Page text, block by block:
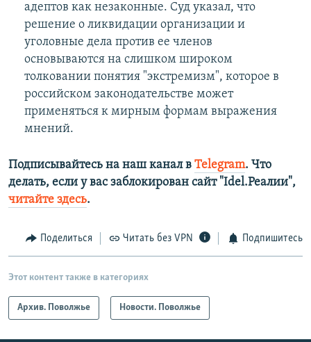
адептов как незаконные. Суд указал, что
решение о ликвидации организации и
уголовные дела против ее членов
основываются на слишком широком
толковании понятия "экстремизм", которое в
российском законодательстве может
применяться к мирным формам выражения
мнений.
Подписывайтесь на наш канал в Telegram. Что
делать, если у вас заблокирован сайт "Idel.Реалии",
читайте здесь.
Поделиться Читать без VPN Подпишитесь
Этот контент также в категориях
Архив. Поволжье Новости. Поволжье